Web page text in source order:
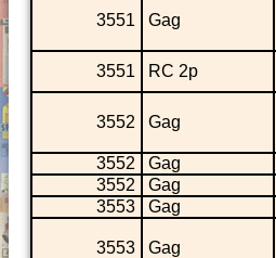
3551 Gag
3551 RC 2p
3552 Gag
3552 Gag
3552
Gag
3553
Gag
3553 Gag